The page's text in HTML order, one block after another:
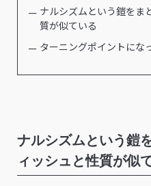
ナルシズムという鎧をま
質が似ている
ターニングポイントにな
ナルシズムという鎧
ィッシュと性質が似